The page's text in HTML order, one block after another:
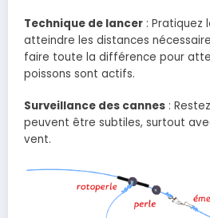
Technique de lancer : Pratiquez
atteindre les distances
faire toute la différence pour
poissons sont actifs.
Surveillance des cannes :
peuvent être subtiles, surtout
vent.